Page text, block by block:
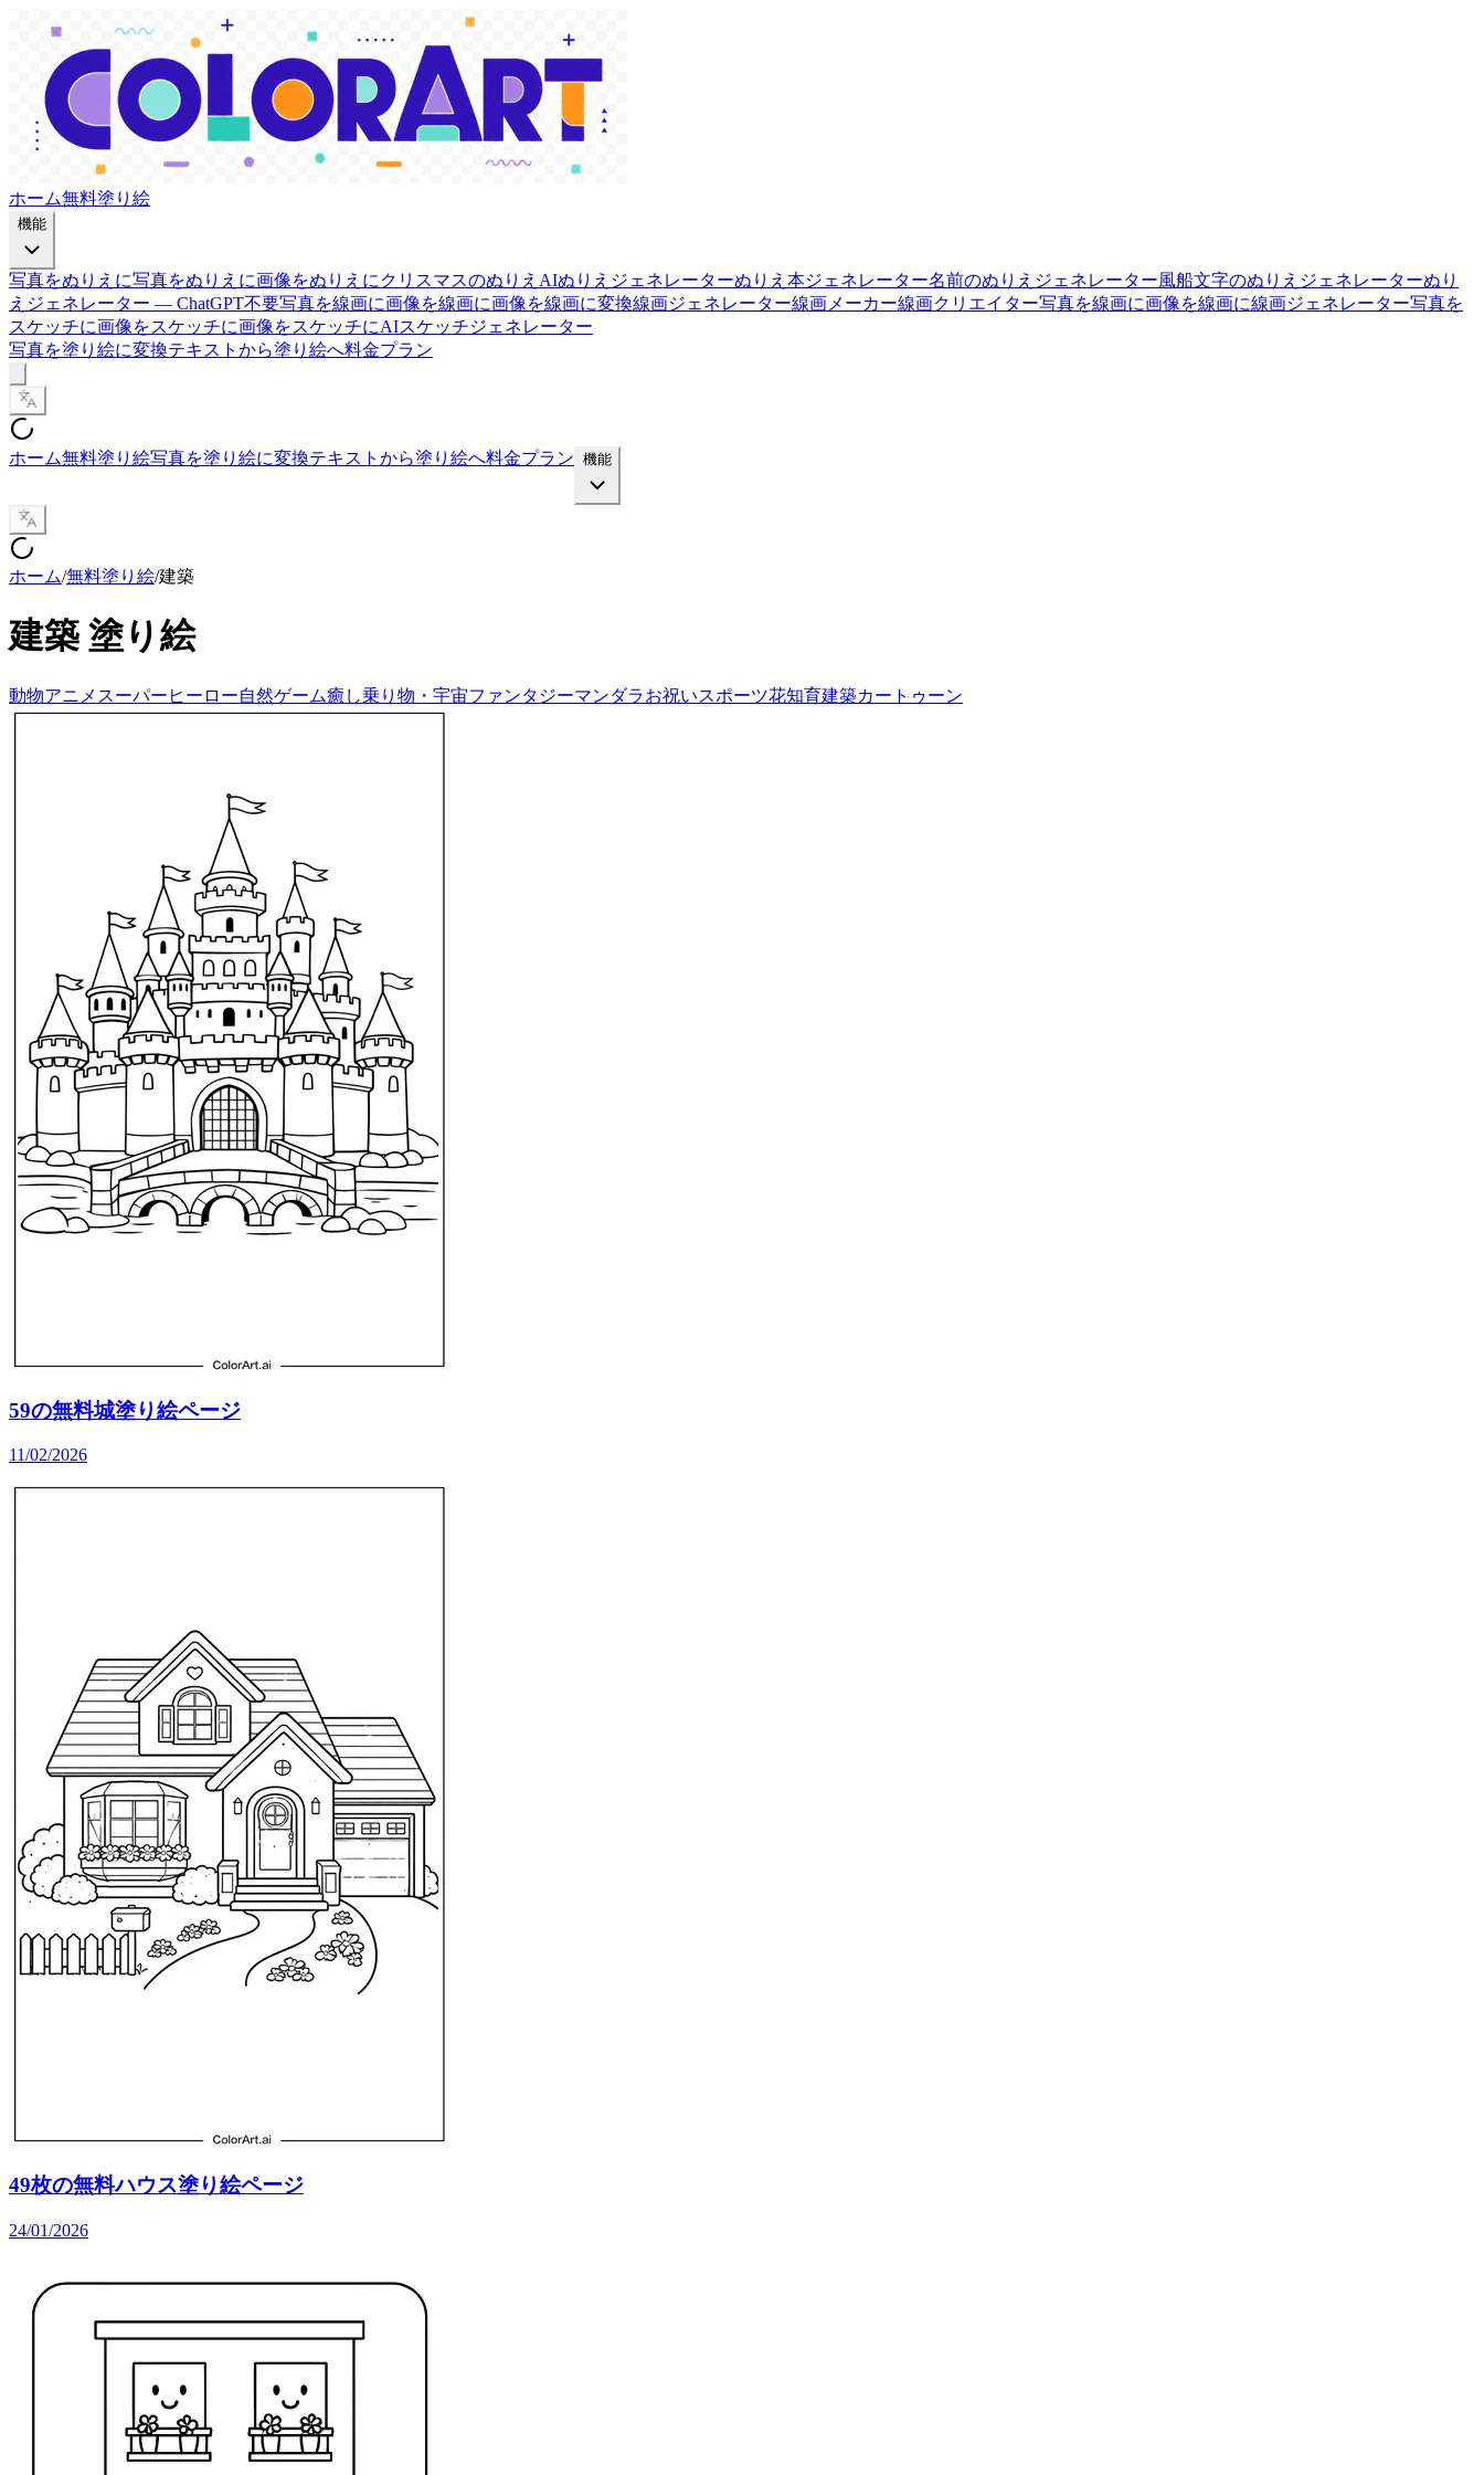
ホーム無料塗り絵
機能
写真をぬりえに写真をぬりえに画像をぬりえに クリスマスのぬりえ AIぬりえジェネレーターぬりえ本ジェネレーター名前のぬりえジェネレーター風船文字のぬりえジェネレーターぬり
えジェネレーター — ChatGPT不要写真を線画に画像を線画に画像を線画に変換線画ジェネレーター線画メーカー線画クリエイター写真を線画に画像を線画に線画ジェネレーター写真を
スケッチに画像をスケッチに画像をスケッチにAIスケッチジェネレーター
写真を塗り絵に変換テキストから塗り絵へ料金プラン
ホーム無料塗り絵写真を塗り絵に変換テキストから塗り絵へ料金プラン 機能
ホーム/無料塗り絵/建築
建築 塗り絵
動物アニメ スーパーヒーロー自然ゲーム癒し乗り物・宇宙ファンタジーマンダラお祝いスポーツ花知育建築カートゥーン
59の無料城塗り絵ページ
11/02/2026
49枚の無料ハウス塗り絵ページ
24/01/2026